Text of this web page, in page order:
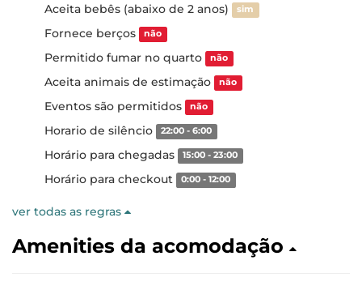
Aceita bebês (abaixo de 2 anos) sim
Fornece berços não
Permitido fumar no quarto não
Aceita animais de estimação não
Eventos são permitidos não
Horario de silêncio 22:00 - 6:00
Horário para chegadas 15:00 - 23:00
Horário para checkout 0:00 - 12:00
ver todas as regras
Amenities da acomodação